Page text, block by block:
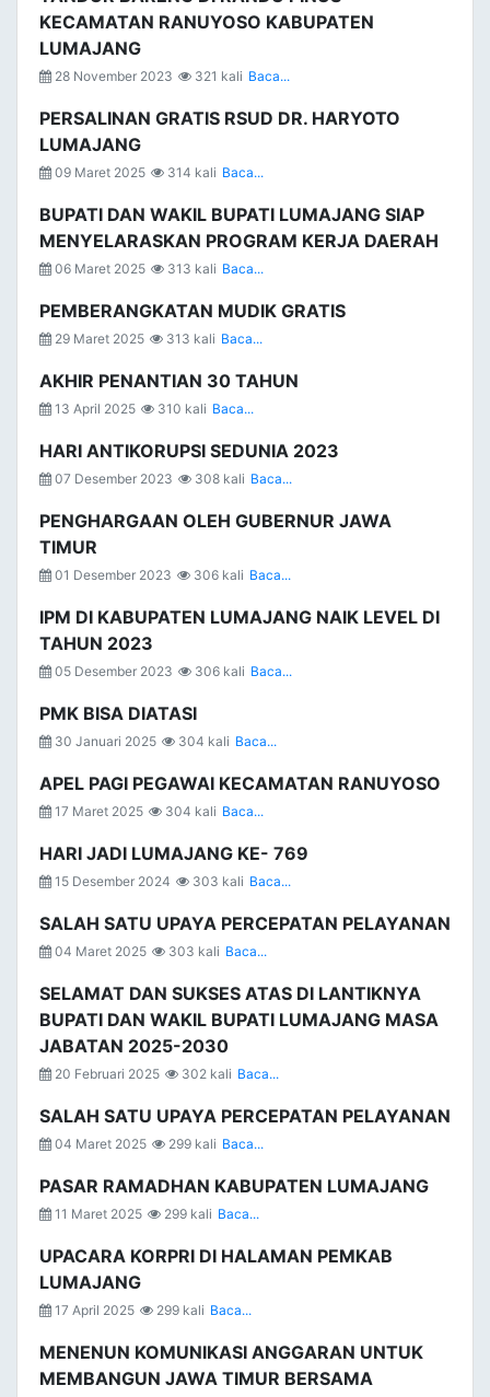
KECAMATAN RANUYOSO KABUPATEN
LUMAJANG
28 November 2023 321 kali Baca...
PERSALINAN GRATIS RSUD DR. HARYOTO
LUMAJANG
09 Maret 2025 314 kali Baca...
BUPATI DAN WAKIL BUPATI LUMAJANG SIAP
MENYELARASKAN PROGRAM KERJA DAERAH
06 Maret 2025 313 kali Baca...
PEMBERANGKATAN MUDIK GRATIS
29 Maret 2025 313 kali Baca...
AKHIR PENANTIAN 30 TAHUN
13 April 2025 310 kali Baca...
HARI ANTIKORUPSI SEDUNIA 2023
07 Desember 2023 308 kali Baca...
PENGHARGAAN OLEH GUBERNUR JAWA
TIMUR
01 Desember 2023 306 kali Baca...
IPM DI KABUPATEN LUMAJANG NAIK LEVEL DI
TAHUN 2023
05 Desember 2023 306 kali Baca...
PMK BISA DIATASI
30 Januari 2025 304 kali Baca...
APEL PAGI PEGAWAI KECAMATAN RANUYOSO
17 Maret 2025 304 kali Baca...
HARI JADI LUMAJANG KE- 769
15 Desember 2024 303 kali Baca...
SALAH SATU UPAYA PERCEPATAN PELAYANAN
04 Maret 2025 303 kali Baca...
SELAMAT DAN SUKSES ATAS DI LANTIKNYA
BUPATI DAN WAKIL BUPATI LUMAJANG MASA
JABATAN 2025-2030
20 Februari 2025 302 kali Baca...
SALAH SATU UPAYA PERCEPATAN PELAYANAN
04 Maret 2025 299 kali Baca...
PASAR RAMADHAN KABUPATEN LUMAJANG
11 Maret 2025 299 kali Baca...
UPACARA KORPRI DI HALAMAN PEMKAB
LUMAJANG
17 April 2025 299 kali Baca...
MENENUN KOMUNIKASI ANGGARAN UNTUK
MEMBANGUN JAWA TIMUR BERSAMA